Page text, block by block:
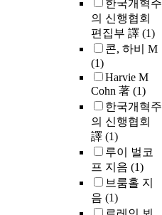
한국개혁주
의 신행협회
편집부 譯 (1)
콘, 하비 M
(1)
Harvie M
Cohn 著 (1)
한국개혁주
의 신행협회
譯 (1)
루이 벌코
프 지음 (1)
브룸홀 지
음 (1)